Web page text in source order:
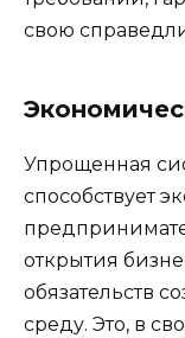
свою
Упрощенная
способствует
открытия
обязательств
среду. Это, в